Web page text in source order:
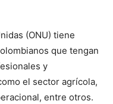
(ONU) tiene
que tengan
y
el sector agrícola,
entre otros.